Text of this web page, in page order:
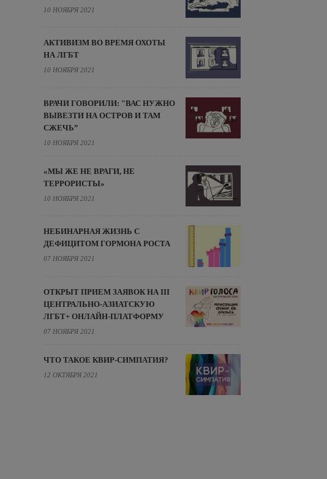
10 НОЯБРЯ 2021
АКТИВИЗМ ВО ВРЕМЯ ОХОТЫ
НА ЛГБТ
10 НОЯБРЯ 2021
ВРАЧИ ГОВОРИЛИ: "ВАС НУЖНО
ВЫВЕЗТИ НА ОСТРОВ И ТАМ
СЖЕЧЬ”
10 НОЯБРЯ 2021
«МЫ ЖЕ НЕ ВРАГИ, НЕ
ТЕРРОРИСТЫ»
10 НОЯБРЯ 2021
НЕБИНАРНАЯ ЖИЗНЬ С
ДЕФИЦИТОМ ГОРМОНА РОСТА
07 НОЯБРЯ 2021
ОТКРЫТ ПРИЕМ ЗАЯВОК НА III
ЦЕНТРАЛЬНО-АЗИАТСКУЮ
ЛГБТ+ ОНЛАЙН-ПЛАТФОРМУ
07 НОЯБРЯ 2021
ЧТО ТАКОЕ КВИР-СИМПАТИЯ?
12 ОКТЯБРЯ 2021